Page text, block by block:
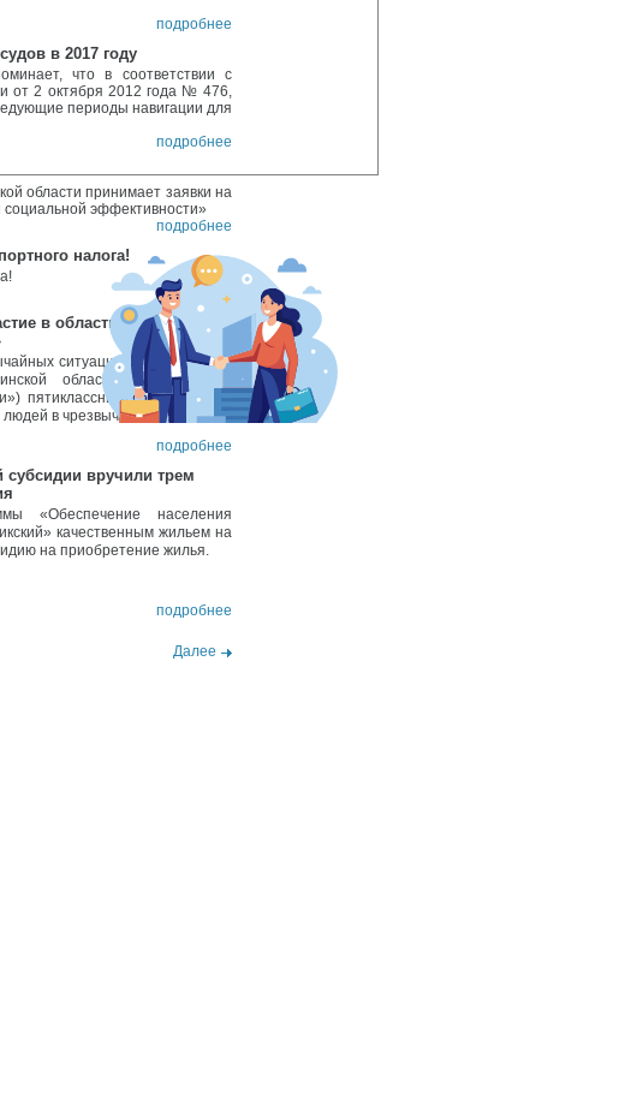
подробнее
в 2017 году
что в соответствии с
от 2 октября 2012 года № 476,
периоды навигации для
подробнее
области принимает заявки на
социальной эффективности»
подробнее
налога!
подробнее
в областном проекте
ситуациях» (партнерами
области, министерство
пятиклассники из ногликских
людей в чрезвычайных
подробнее
вручили трем
«Обеспечение населения
качественным жильем на
на приобретение жилья.
подробнее
Далее